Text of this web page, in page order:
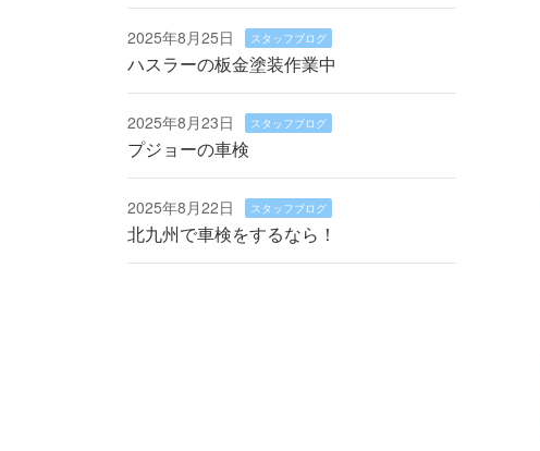
2025年8月25日 スタッフブログ
ハスラーの板金塗装作業中
2025年8月23日 スタッフブログ
プジョーの車検
2025年8月22日 スタッフブログ
北九州で車検をするなら！